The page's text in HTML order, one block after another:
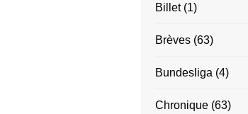
Billet(1)
Brèves (63)
Bundesliga (4)
Chronique (63)